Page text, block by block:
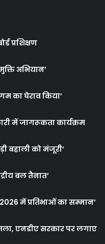
प्रशिक्षण
अभियान’
का घेराव किया’
में जागरूकता कार्यक्रम
बहाली को मंजूरी’
बल तैनात’
में प्रतिभाओं का सम्मान’
एनडीए सरकार पर लगाए